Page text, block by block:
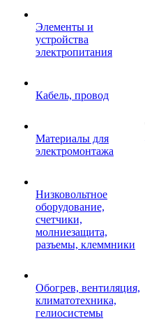
Элементы и
устройства
электропитания
Кабель, провод
Материалы для
электромонтажа
Низковольтное
оборудование,
счетчики,
молниезащита,
разъемы, клеммники
Обогрев, вентиляция,
климатотехника,
гелиосистемы